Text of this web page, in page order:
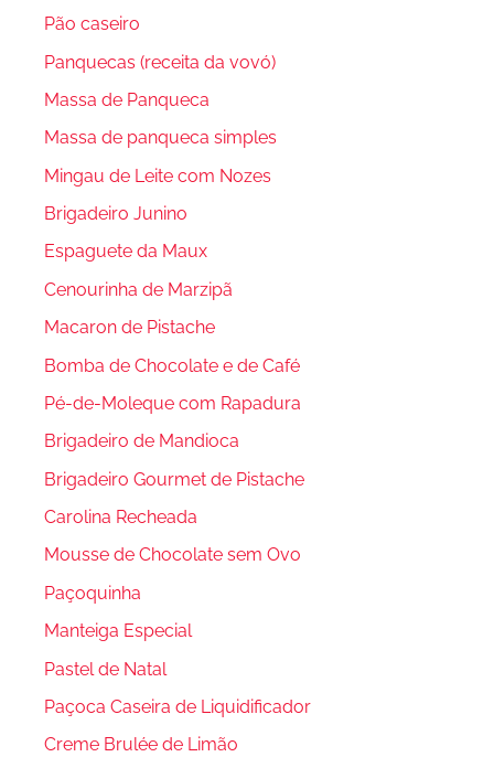
Pão caseiro
Panquecas (receita da vovó)
Massa de Panqueca
Massa de panqueca simples
Mingau de Leite com Nozes
Brigadeiro Junino
Espaguete da Maux
Cenourinha de Marzipã
Macaron de Pistache
Bomba de Chocolate e de Café
Pé-de-Moleque com Rapadura
Brigadeiro de Mandioca
Brigadeiro Gourmet de Pistache
Carolina Recheada
Mousse de Chocolate sem Ovo
Paçoquinha
Manteiga Especial
Pastel de Natal
Paçoca Caseira de Liquidificador
Creme Brulée de Limão